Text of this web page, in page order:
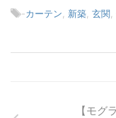
-カーテン 新築 玄関
【モグ